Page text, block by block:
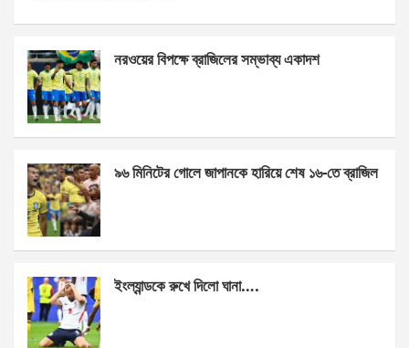
b
o
o
k
n
g
er
s
p
e
নরওয়ের বিপক্ষে ব্রাজিলের সম্ভাব্য একাদশ
৯৬ মিনিটের গোলে জাপানকে হারিয়ে শেষ ১৬-তে ব্রাজিল
ইংল্যান্ডকে রুখে দিলো ঘানা….